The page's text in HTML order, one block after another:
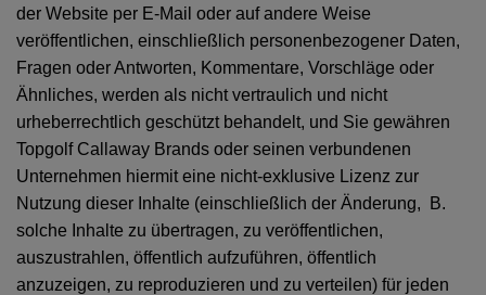
der Website per E-Mail oder auf andere Weise
veröffentlichen, einschließlich personenbezogener Daten,
Fragen oder Antworten, Kommentare, Vorschläge oder
Ähnliches, werden als nicht vertraulich und nicht
urheberrechtlich geschützt behandelt, und Sie gewähren
Topgolf Callaway Brands oder seinen verbundenen
Unternehmen hiermit eine nicht-exklusive Lizenz zur
Nutzung dieser Inhalte (einschließlich der Änderung, B.
solche Inhalte zu übertragen, zu veröffentlichen,
auszustrahlen, öffentlich aufzuführen, öffentlich
anzuzeigen, zu reproduzieren und zu verteilen) für jeden